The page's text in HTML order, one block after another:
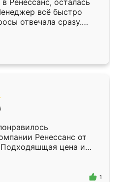
Ренессанс, осталась
всё быстро
отвечала сразу.
субботу, подошёл к
Собрали
аккуратно, даже
Ренессанс от
цена и
Приехавший
Владислав
эскизу самый
1